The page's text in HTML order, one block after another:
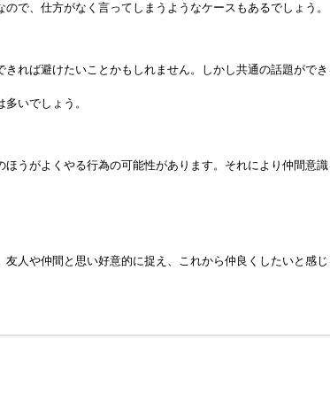
で、仕方がなく言ってしまうようなケースもあるでしょう。
れば避けたいことかもしれません。しかし共通の話題がで
いでしょう。
うがよくやる行為の可能性があります。それにより仲間意識
友人や仲間と思い好意的に捉え、これから仲良くしたいと感